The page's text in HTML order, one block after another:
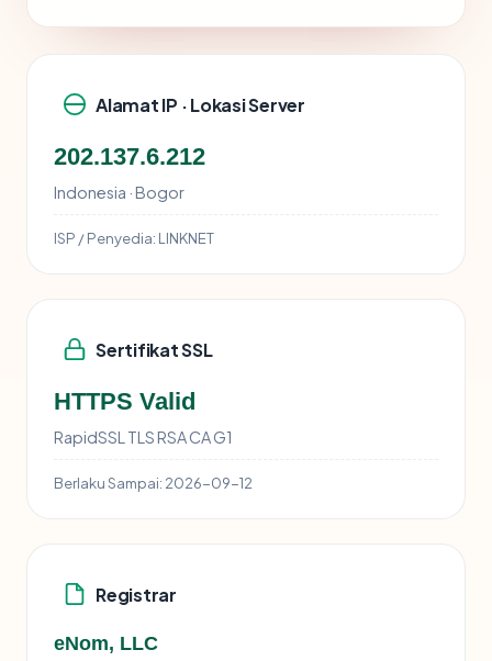
Alamat IP · Lokasi Server
202.137.6.212
Indonesia · Bogor
ISP / Penyedia: LINKNET
Sertifikat SSL
HTTPS Valid
RapidSSL TLS RSA CA G1
Berlaku Sampai: 2026-09-12
Registrar
eNom, LLC